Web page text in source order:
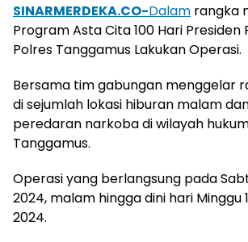
SINARMERDEKA.CO-Dalam rangka
Program Asta Cita 100 Hari Presiden
Polres Tanggamus Lakukan Operasi.
Bersama tim gabungan menggelar
di sejumlah lokasi hiburan malam
peredaran narkoba di wilayah
Tanggamus.
Operasi yang berlangsung pada
2024, malam hingga dini hari Minggu
2024.